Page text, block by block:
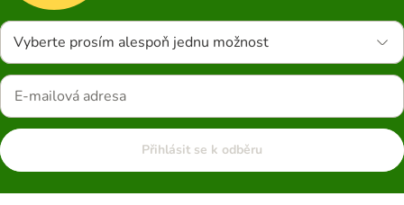
Vyberte prosím alespoň jednu možnost
Přihlásit se k odběru